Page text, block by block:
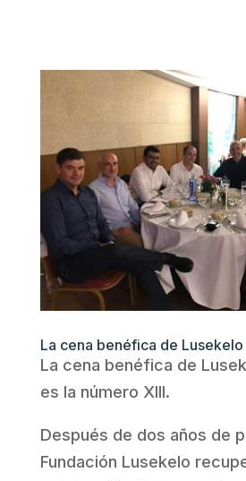
La cena benéfica de Lusekelo
La cena benéfica de
es la número XIII.
Después de dos años de
Fundación Lusekelo